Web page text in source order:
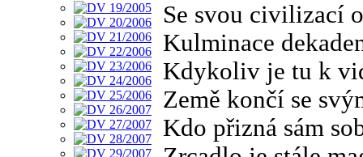
Se svou civilizací
Kulminace
Kdykoliv je tu k
Země končí se
Kdo přizná sám